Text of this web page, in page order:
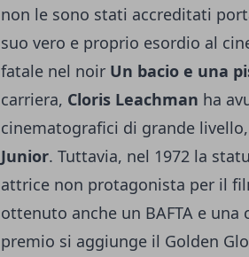
non le sono stati accreditati
suo vero e proprio esordio al
fatale nel noir Un bacio e una
carriera, Cloris Leachman ha
cinematografici di grande
Junior. Tuttavia, nel 1972 la
attrice non protagonista per il
ottenuto anche un BAFTA e una
premio si aggiunge il Golden